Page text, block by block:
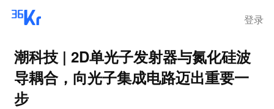
登录
潮科技 | 2D单光子发射器与氮化硅波
导耦合，向光子集成电路迈出重要一
步